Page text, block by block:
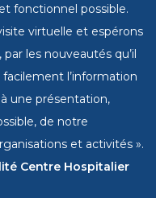
fonctionnel possible.
virtuelle et espérons
les nouveautés qu’il
l’information
une présentation,
de notre
et activités ».
Centre Hospitalier